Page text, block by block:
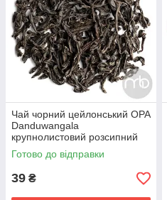
Чай чорний цейлонський ОРА
Danduwangala
крупнолистовий розсипний
чай 50 г
Готово до відправки
39 ₴